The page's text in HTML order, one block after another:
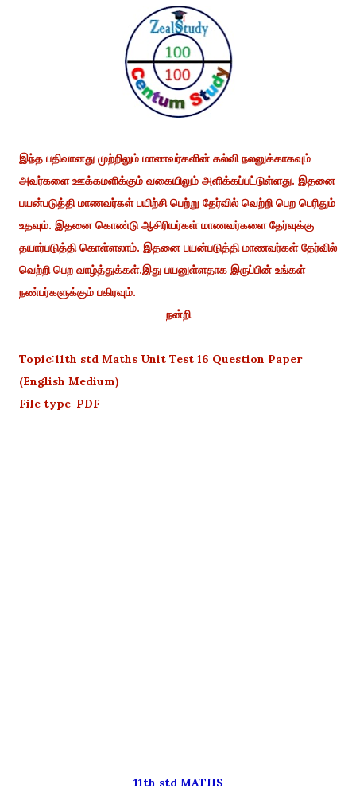
இந்த பதிவானது முற்றிலும் மாணவர்களின் கல்வி நலனுக்காகவும்
அவர்களை ஊக்கமளிக்கும் வகையிலும் அளிக்கப்பட்டுள்ளது. இதனை
பயன்படுத்தி மாணவர்கள் பயிற்சி பெற்று தேர்வில் வெற்றி பெற பெரிதும்
உதவும். இதனை கொண்டு ஆசிரியர்கள் மாணவர்களை தேர்வுக்கு
தயார்படுத்தி கொள்ளலாம். இதனை பயன்படுத்தி மாணவர்கள் தேர்வில்
வெற்றி பெற வாழ்த்துக்கள்.இது பயனுள்ளதாக இருப்பின் உங்கள்
நண்பர்களுக்கும் பகிரவும்.
நன்றி
Topic:11th std Maths Unit Test 16 Question Paper
(English Medium)
File type-PDF
11th std MATHS